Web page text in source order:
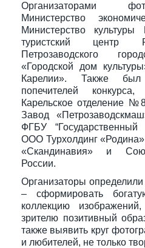
Организаторами
Министерство
Министерство
туристский центр
Петрозаводского
«Городской дом
Карелии». Также
попечителей
Карельское отделение
Завод
ФГБУ “Государственный
ООО Турхолдинг
«Скандинавия» и
России.
Организаторы
– сформировать
коллекцию
зрителю позитивный
также выявить круг
и любителей, не только